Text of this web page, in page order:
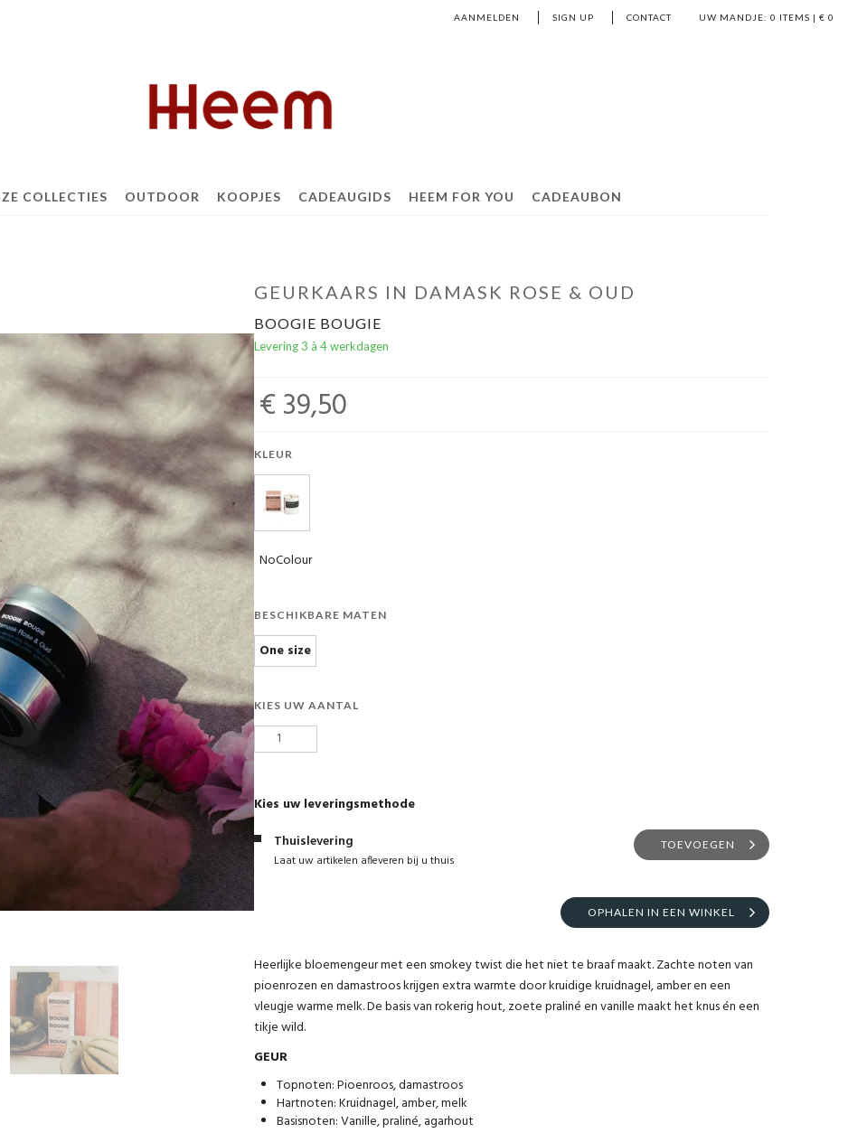
UW MANDJE: 0 ITEMS | € 0
AANMELDEN SIGN UP CONTACT
COLLECTIES OUTDOOR KOOPJES CADEAUGIDS HEEM FOR YOU CADEAUBON
GEURKAARS IN DAMASK ROSE & OUD
BOOGIE BOUGIE
Levering 3 à 4 werkdagen
€ 39,50
KLEUR
NoColour
BESCHIKBARE MATEN
One size
KIES UW AANTAL
Kies uw leveringsmethode
Thuislevering
Laat uw artikelen afleveren bij u thuis
TOEVOEGEN
OPHALEN IN EEN WINKEL
Heerlijke bloemengeur met een smokey twist die het niet te braaf maakt. Zachte noten van
pioenrozen en damastroos krijgen extra warmte door kruidige kruidnagel, amber en een
vleugje warme melk. De basis van rokerig hout, zoete praliné en vanille maakt het knus én een
tikje wild.
GEUR
Topnoten: Pioenroos, damastroos
Hartnoten: Kruidnagel, amber, melk
Basisnoten: Vanille, praliné, agarhout